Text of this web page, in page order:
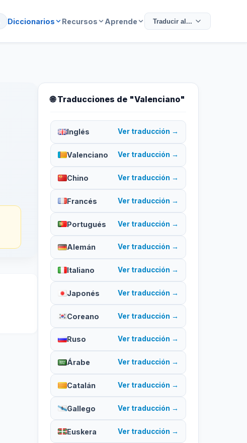
Diccionarios Recursos Aprende Traducir al...
🌐 Traducciones de "Valenciano"
Inglés Ver traducción →
Valenciano Ver traducción →
Chino Ver traducción →
Francés Ver traducción →
Portugués Ver traducción →
Alemán Ver traducción →
Italiano Ver traducción →
Japonés Ver traducción →
Coreano Ver traducción →
Ruso Ver traducción →
Árabe Ver traducción →
Catalán Ver traducción →
Gallego Ver traducción →
Euskera Ver traducción →